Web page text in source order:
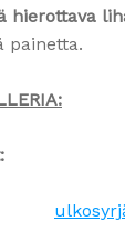
hierottava
painetta.